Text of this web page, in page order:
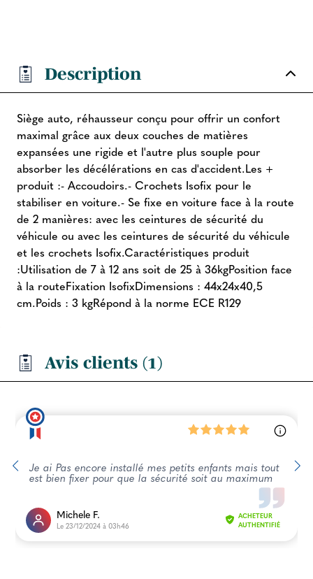
Description
Siège auto, réhausseur conçu pour offrir un confort
maximal grâce aux deux couches de matières
expansées une rigide et l'autre plus souple pour
absorber les décélérations en cas d'accident.Les +
produit :- Accoudoirs.- Crochets Isofix pour le
stabiliser en voiture.- Se fixe en voiture face à la route
de 2 manières: avec les ceintures de sécurité du
véhicule ou avec les ceintures de sécurité du véhicule
et les crochets Isofix.Caractéristiques produit
:Utilisation de 7 à 12 ans soit de 25 à 36kgPosition face
à la routeFixation IsofixDimensions : 44x24x40,5
cm.Poids : 3 kgRépond à la norme ECE R129
Avis clients (1)
Je ai Pas encore installé mes petits enfants mais tout
est bien fixer pour que la sécurité soit au maximum
Michele F.
Le 23/12/2024 à 03h46
ACHETEUR
AUTHENTIFIÉ